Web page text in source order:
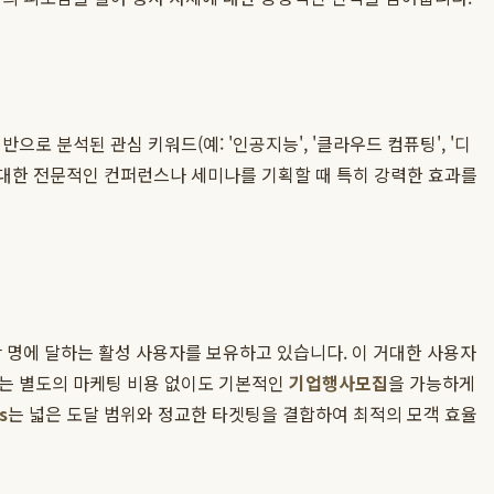
으로 분석된 관심 키워드(예: '인공지능', '클라우드 컴퓨팅', '디
전문적인 컨퍼런스나 세미나를 기획할 때 특히 강력한 효과를
에 달하는 활성 사용자를 보유하고 있습니다. 이 거대한 사용자
별도의 마케팅 비용 없이도 기본적인 기업행사모집을 가능하게
는 넓은 도달 범위와 정교한 타겟팅을 결합하여 최적의 모객 효율